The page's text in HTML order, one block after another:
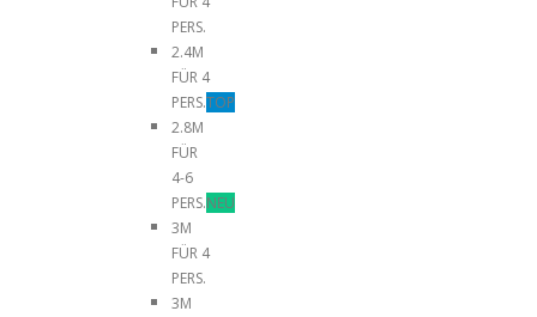
PERS.
2.4M
FÜR 4
PERS.TOP
2.8M
FÜR
4-6
PERS.NEU
3M
FÜR 4
PERS.
3M